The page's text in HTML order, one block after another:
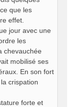
que les
effet.
jour avec une
les
chevauchée
mobilisé ses
En son fort
crispation
forte et